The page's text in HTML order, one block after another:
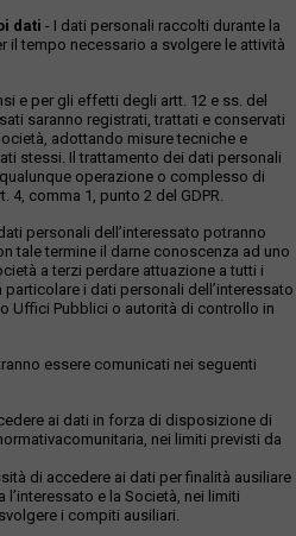
dati - I dati personali raccolti durante la
il tempo necessario a svolgere le attività
e per gli effetti degli artt. 12 e ss. del
saranno registrati, trattati e conservati
adottando misure tecniche e
stessi. Il trattamento dei dati personali
operazione o complesso di
4, comma 1, punto 2 del GDPR.
personali dell’interessato potranno
tale termine il darne conoscenza ad uno
a terzi perdare attuazione a tutti i
i dati personali dell’interessato
Uffici Pubblici o autorità di controllo in
essere comunicati nei seguenti
ai dati in forza di disposizione di
nei limiti previsti da
di accedere ai dati per finalità ausiliare
e la Società, nei limiti
i compiti ausiliari.